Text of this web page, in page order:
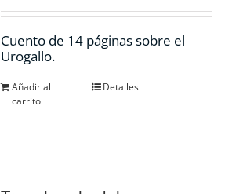
Cuento de 14 páginas sobre el
Urogallo.
Añadir al
carrito
Detalles